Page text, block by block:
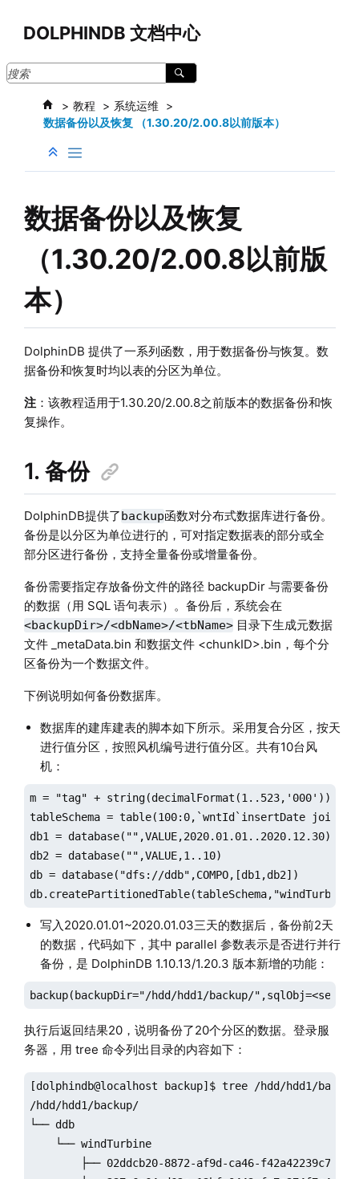
DOLPHINDB 文档中心
教程
系统运维
数据备份以及恢复 （1.30.20/2.00.8以前版本）
数据备份以及恢复
（1.30.20/2.00.8以前版
本）
DolphinDB 提供了一系列函数，用于数据备份与恢复。数
据备份和恢复时均以表的分区为单位。
注：该教程适用于1.30.20/2.00.8之前版本的数据备份和恢
复操作。
1. 备份
DolphinDB提供了backup函数对分布式数据库进行备份。
备份是以分区为单位进行的，可对指定数据表的部分或全
部分区进行备份，支持全量备份或增量备份。
备份需要指定存放备份文件的路径 backupDir 与需要备份
的数据（用 SQL 语句表示）。备份后，系统会在
<backupDir>/<dbName>/<tbName>目录下生成元数据
文件 _metaData.bin 和数据文件 <chunkID>.bin，每个分
区备份为一个数据文件。
下例说明如何备份数据库。
数据库的建库建表的脚本如下所示。采用复合分区，按天
进行值分区，按照风机编号进行值分区。共有10台风
机：
m = "tag" + string(decimalFormat(1..523,'000'))
tableSchema = table(100:0,`wntId`insertDate join m,
db1 = database("",VALUE,2020.01.01..2020.12.30)
db2 = database("",VALUE,1..10)
db = database("dfs://ddb",COMPO,[db1,db2])
写入2020.01.01~2020.01.03三天的数据后，备份前2天
的数据，代码如下，其中 parallel 参数表示是否进行并行
备份，是 DolphinDB 1.10.13/1.20.3 版本新增的功能：
执行后返回结果20，说明备份了20个分区的数据。登录服
务器，用 tree 命令列出目录的内容如下：
[dolphindb@localhost backup]$ tree /hdd/hdd1/
/hdd/hdd1/backup/
└── ddb
    └── windTurbine
        ├── 02ddcb20-8872-af9d-ca46-f42a42239c78